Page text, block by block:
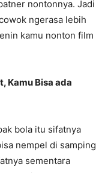
nontonnya. Jadi
ngerasa lebih
kamu nonton film
Kamu Bisa ada
bola itu sifatnya
nempel di samping
sementara